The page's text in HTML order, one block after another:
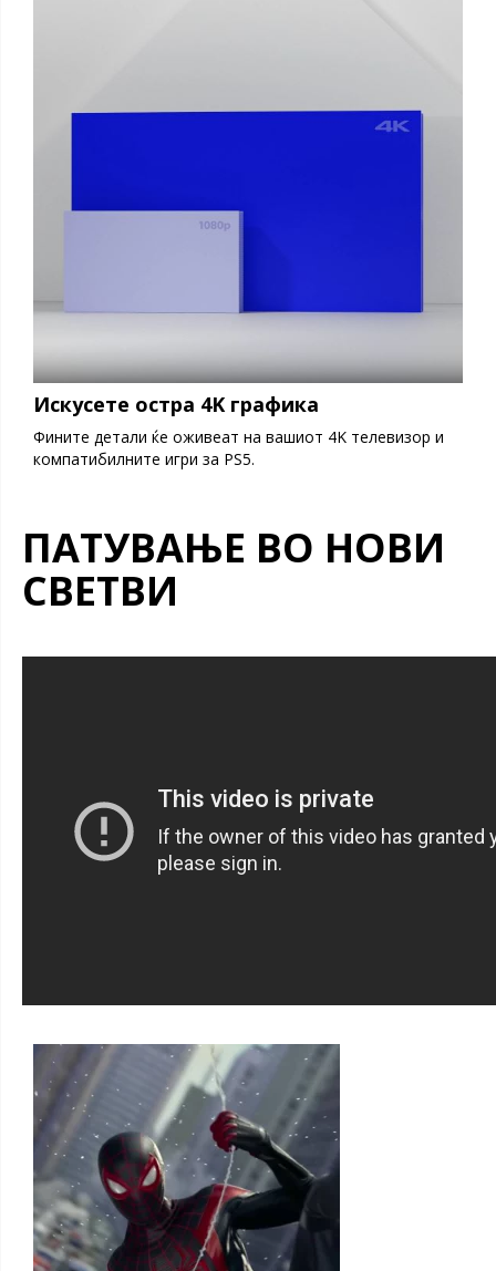
Искусете остра 4K графика
Фините детали ќе оживеат на вашиот 4K телевизор и
компатибилните игри за PS5.
ПАТУВАЊЕ ВО НОВИ
СВЕТВИ